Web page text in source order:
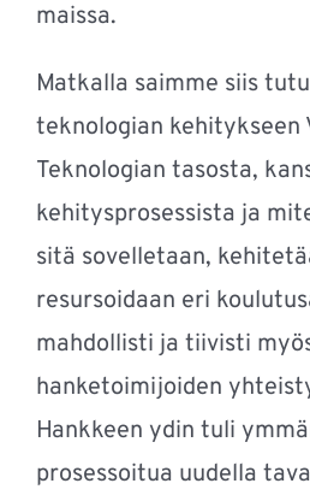
maissa.
Matkalla saimme siis
teknologian kehitykseen
Teknologian tasosta,
kehitysprosessista ja
sitä sovelletaan,
resursoidaan eri
mahdollisti ja tiivisti
hanketoimijoiden
Hankkeen ydin tuli
prosessoitua uudella